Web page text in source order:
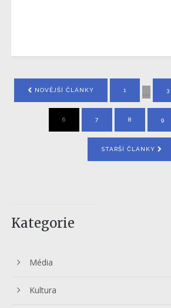
NOVĚJŠÍ ČLÁNKY 1 … 3
6 7 8 9
STARŠÍ ČLÁNKY
Kategorie
Média
Kultura